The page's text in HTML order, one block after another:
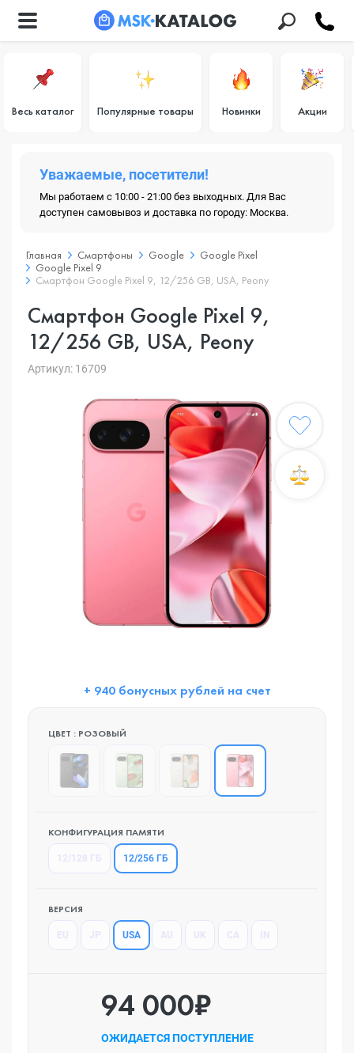
Весь каталог Популярные товары Новинки Акции
Уважаемые, посетители!
Мы работаем с 10:00 - 21:00 без выходных. Для Вас
доступен самовывоз и доставка по городу: Москва.
Главная Смартфоны Google
Google Pixel
Google Pixel 9
Смартфон Google Pixel 9, 12/256 GB, USA, Peony
Смартфон Google Pixel 9,
12/256 GB, USA, Peony
Артикул: 16709
+ 940 бонусных рублей на счет
ЦВЕТ : РОЗОВЫЙ
КОНФИГУРАЦИЯ ПАМЯТИ
12/256 ГБ
ВЕРСИЯ
USA
94 000₽
ОЖИДАЕТСЯ ПОСТУПЛЕНИЕ